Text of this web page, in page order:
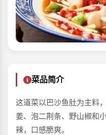
菜品简介
这道菜以巴沙鱼肚为主料
姜、泡二荆条、野山椒和
辣，口感脆爽。